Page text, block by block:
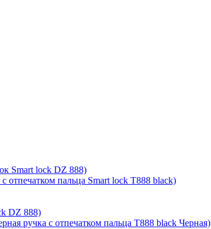
Smart lock DZ 888)
отпечатком пальца Smart lock T888 black)
DZ 888)
ручка с отпечатком пальца T888 black Черная)